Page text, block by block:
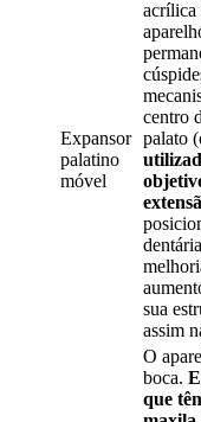
Expansor
palatino
móvel
acrílica
centro
palato
sua
assim
O
boca.
que